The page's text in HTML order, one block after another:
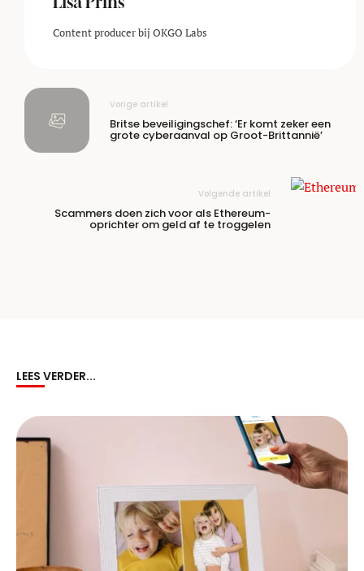
Content producer bij OKGO Labs
Vorige artikel
Britse beveiligingschef: ‘Er komt zeker een
grote cyberaanval op Groot-Brittannië’
Volgende artikel
Scammers doen zich voor als Ethereum-
oprichter om geld af te troggelen
LEES VERDER...